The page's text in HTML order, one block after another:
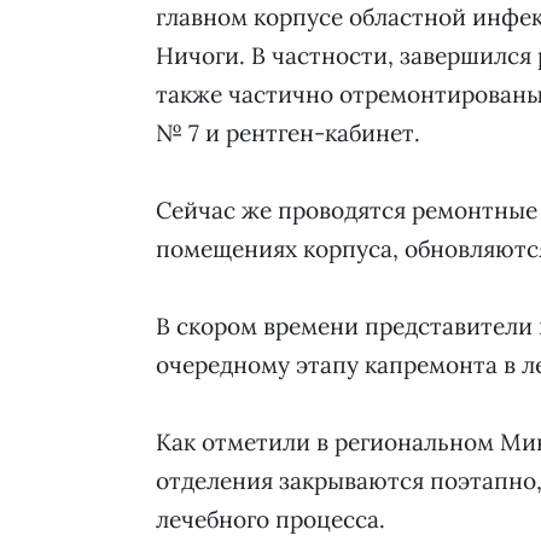
главном корпусе областной
Ничоги. В частности,
также частично
№ 7 и рентген-кабинет.
Сейчас же проводятся
помещениях корпуса,
В скором времени
очередному этапу капремонта в
Как отметили в региональном
отделения закрываются
лечебного процесса.